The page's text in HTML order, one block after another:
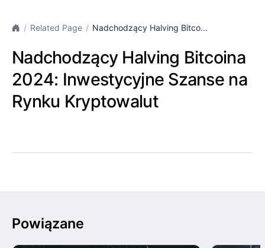
Related Page Nadchodzący Halving Bitco...
Nadchodzący Halving Bitcoina
2024: Inwestycyjne Szanse na
Rynku Kryptowalut
Powiązane